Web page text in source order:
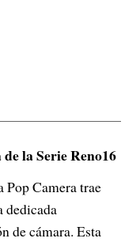
la Serie Reno16
Pop Camera trae
dedicada
de cámara. Esta